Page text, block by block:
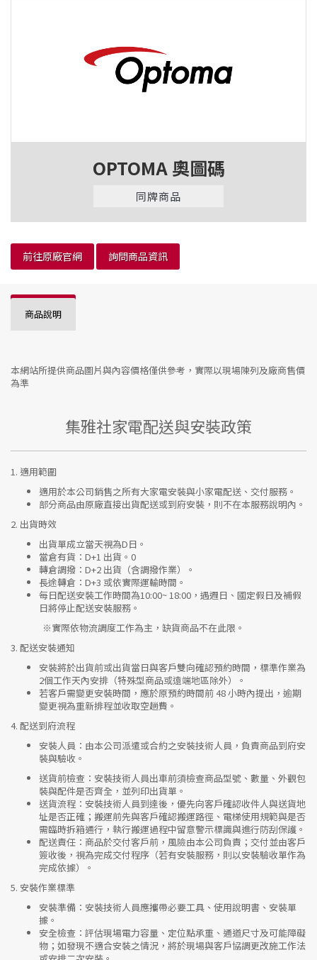
OPTOMA 奧圖碼
同牌商品
前往原廠官網 詢問商品資訊
商品說明
本網站所提供商品圖片與內容價格僅供參考，實際以現場陳列及廠商售價
為準
集雅社家電配送與安裝政策
1. 適用範圍
適用於本公司銷售之所有大家電安裝與小家電配送、交付服務。
部分商品由原廠直接出貨配送或到府安裝，則不在本服務說明內。
2. 出貨時效
出貨單成立當天視為D日。
當倉有貨： D+1 出貨。0
轉倉調撥： D+2 出貨（含調撥作業）。
長途轉倉： D+3 或依實際運輸時間。
每日配送安裝工作時間為10:00~ 18:00，遇週日、國定假日及補假
日將停止配送安裝服務。
※實際依物流調度工作為主，缺貨商品不在此限。
3. 配送安裝通知
安裝將於出貨前或出貨當日與客戶雙向確認預約時間，標準作業為
2個工作天內安排（特殊型商品或遠端地區除外）。
若客戶需變更安裝時間，應於原預約時間前 48 小時內提出，逾期
變更視為重新排程並收取空趟費。
4. 配送到府流程
安裝人員 ：由本公司派遣或合約之安裝技術人員，負責商品到府安
裝與驗收。
送貨前檢查 ：安裝技術人員出車前須檢查商品型號、數量、外觀包
裝與配件是否齊全，並列印出貨單。
送貨流程 ：安裝技術人員到達後，優先向客戶確認收件人與送貨地
址是否正確；搬運前先與客戶確認搬運路徑、電梯使用規範與是否
需臨時拆箱通行，執行搬運過程中留意警示標識與進行防刮保護。
配送責任 ：商品於交付客戶前，風險由本公司負責；交付並由客戶
簽收後，視為完成交付程序（若有安裝服務，則以安裝驗收單作為
完成依據）。
5. 安裝作業標準
安裝準備 ：安裝技術人員應攜帶必要工具、使用說明書、安裝單
據。
安全檢查 ：評估現場電力容量、定位點承重、通道尺寸及可能障礙
物；如發現不適合安裝之情況，將於現場與客戶協調更改施工作法